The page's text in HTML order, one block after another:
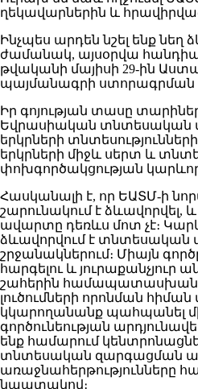
ղեկավարներին և հրավիրված
Ինչպես արդեն նշել ենք
ժամանակ, այսօրվա
թվականի մայիսի 29-ին
պայմանագրի ստորագրման
Իր գոյության տասը
Եվրասիական տնտեսական
երկրների
երկրների միջև սերտ և
փոխգործակցության
Հասկանալի է, որ ԵԱՏՄ-ի
շարունակում է ձևավորվել,
ավարտը դեռևս մոտ չէ։
ձևավորվում է տնտեսական
շրջանակներում։ Միայն
հարգելու և յուրաքանչյուր
շահերին համապատասխան
լուծումների որոնման
կկարողանանք պահպանել
գործունեության
ենք համարում
տնտեսական զարգացման
առաջնահերթությունները
նպատակով։